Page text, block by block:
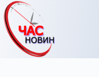
Перейти
до
вмісту